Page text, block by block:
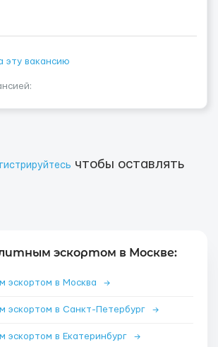
эту вакансию
чтобы оставлять
эскортом в Москве:
эскортом в Москва →
эскортом в Санкт-Петербург →
эскортом в Екатеринбург →